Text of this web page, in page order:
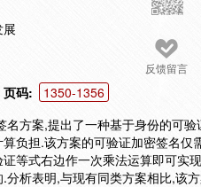
反馈留言
页码:
1350-1356
名方案,提出了一种基于身份的可
负担.该方案的可验证加密签名
等式右边作一次乘法运算即可实
分析表明,与现有同类方案相比,该